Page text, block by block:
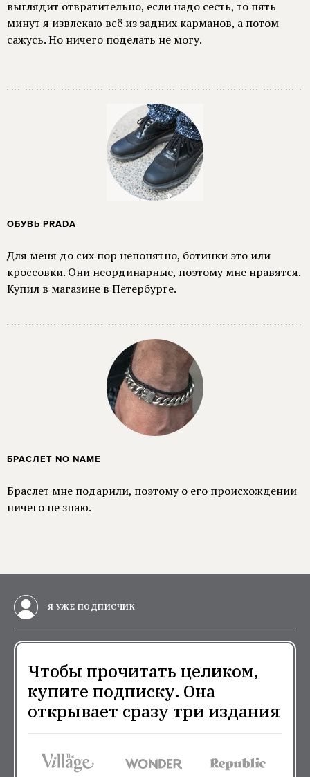
выглядит отвратительно, если надо сесть, то пять
минут я извлекаю всё из задних карманов, а потом
сажусь. Но ничего поделать не могу.
ОБУВЬ PRADA
Для меня до сих пор непонятно, ботинки это или
кроссовки. Они неординарные, поэтому мне нравятся.
Купил в магазине в Петербурге.
БРАСЛЕТ NO NAME
Браслет мне подарили, поэтому о его происхождении
ничего не знаю.
Я УЖЕ ПОДПИСЧИК
Чтобы прочитать целиком,
купите подписку. Она
открывает сразу три издания